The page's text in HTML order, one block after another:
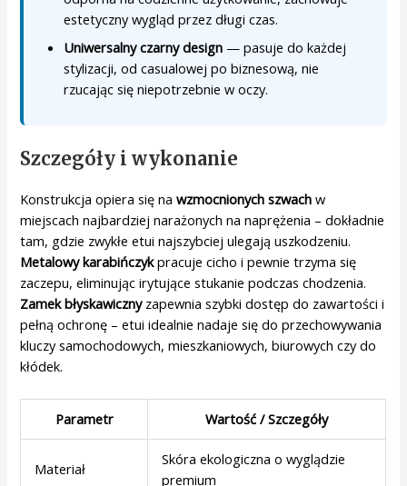
estetyczny wygląd przez długi czas.
Uniwersalny czarny design — pasuje do każdej
stylizacji, od casualowej po biznesową, nie
rzucając się niepotrzebnie w oczy.
Szczegóły i wykonanie
Konstrukcja opiera się nawzmocnionych szwach w
miejscach najbardziej narażonych na naprężenia – dokładnie
tam, gdzie zwykłe etui najszybciej ulegają uszkodzeniu.
Metalowy karabińczykpracuje cicho i pewnie trzyma się
zaczepu, eliminując irytujące stukanie podczas chodzenia.
Zamek błyskawicznyzapewnia szybki dostęp do zawartości i
pełną ochronę – etui idealnie nadaje się do przechowywania
kluczy samochodowych, mieszkaniowych, biurowych czy do
kłódek.
Parametr Wartość / Szczegóły
Materiał
Skóra ekologiczna o wyglądzie
premium